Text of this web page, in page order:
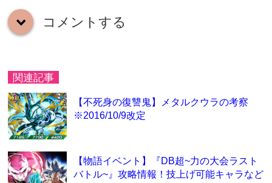
down コメントする
関連記事
【不死身の復讐鬼】メタルクウラの考察
※2016/10/9改定
【物語イベント】『DB超~力の大会ラスト
バトル~』攻略情報！技上げ可能キャラなど